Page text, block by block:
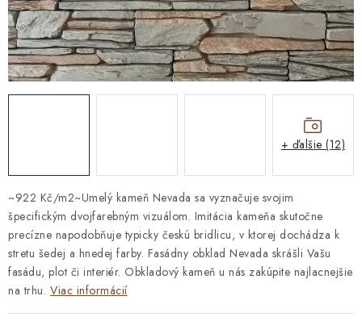
VZORKOVÉ OBKLADY
~922 Kč/m2~Umelý kameň Nevada sa vyznačuje svojim
špecifickým dvojfarebným vizuálom. Imitácia kameňa skutočne
precízne napodobňuje typicky českú bridlicu, v ktorej dochádza k
stretu šedej a hnedej farby. Fasádny obklad Nevada skrášli Vašu
fasádu, plot či interiér. Obkladový kameň u nás zakúpite najlacnejšie
na trhu. Viac informácií
+ ďalšie (12)